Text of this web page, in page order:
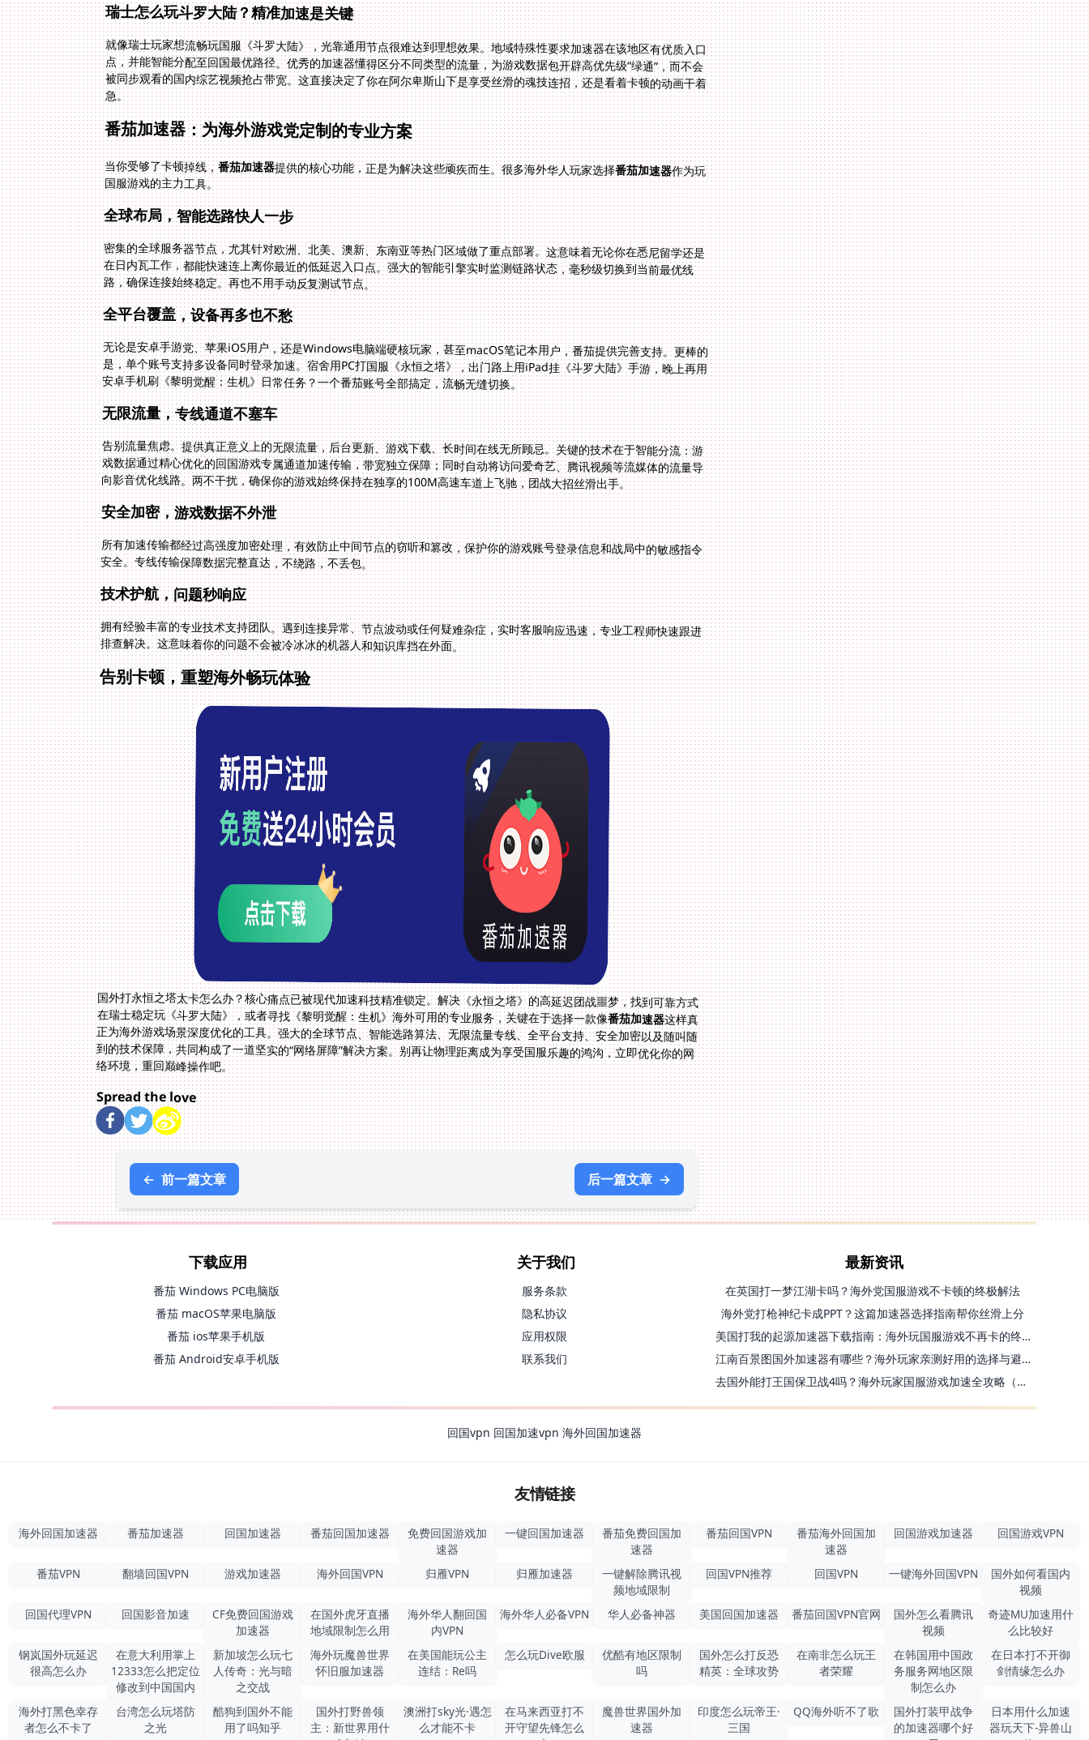
瑞士怎么玩斗罗大陆？精准加速是关键
就像瑞士玩家想流畅玩国服《斗罗大陆》，光靠通用节点很难达到理想效果。地域特殊性要求加速器在该地区有优质入口
点，并能智能分配至回国最优路径。优秀的加速器懂得区分不同类型的流量，为游戏数据包开辟高优先级“绿通”，而不会
被同步观看的国内综艺视频抢占带宽。这直接决定了你在阿尔卑斯山下是享受丝滑的魂技连招，还是看着卡顿的动画干着
急。
番茄加速器：为海外游戏党定制的专业方案
当你受够了卡顿掉线，番茄加速器提供的核心功能，正是为解决这些顽疾而生。很多海外华人玩家选择番茄加速器作为玩
国服游戏的主力工具。
全球布局，智能选路快人一步
密集的全球服务器节点，尤其针对欧洲、北美、澳新、东南亚等热门区域做了重点部署。这意味着无论你在悉尼留学还是
在日内瓦工作，都能快速连上离你最近的低延迟入口点。强大的智能引擎实时监测链路状态，毫秒级切换到当前最优线
路，确保连接始终稳定。再也不用手动反复测试节点。
全平台覆盖，设备再多也不愁
无论是安卓手游党、苹果iOS用户，还是Windows电脑端硬核玩家，甚至macOS笔记本用户，番茄提供完善支持。更棒的
是，单个账号支持多设备同时登录加速。宿舍用PC打国服《永恒之塔》，出门路上用iPad挂《斗罗大陆》手游，晚上再用
安卓手机刷《黎明觉醒：生机》日常任务？一个番茄账号全部搞定，流畅无缝切换。
无限流量，专线通道不塞车
告别流量焦虑。提供真正意义上的无限流量，后台更新、游戏下载、长时间在线无所顾忌。关键的技术在于智能分流：游
戏数据通过精心优化的回国游戏专属通道加速传输，带宽独立保障；同时自动将访问爱奇艺、腾讯视频等流媒体的流量导
向影音优化线路。两不干扰，确保你的游戏始终保持在独享的100M高速车道上飞驰，团战大招丝滑出手。
安全加密，游戏数据不外泄
所有加速传输都经过高强度加密处理，有效防止中间节点的窃听和篡改，保护你的游戏账号登录信息和战局中的敏感指令
安全。专线传输保障数据完整直达，不绕路，不丢包。
技术护航，问题秒响应
拥有经验丰富的专业技术支持团队。遇到连接异常、节点波动或任何疑难杂症，实时客服响应迅速，专业工程师快速跟进
排查解决。这意味着你的问题不会被冷冰冰的机器人和知识库挡在外面。
告别卡顿，重塑海外畅玩体验
国外打永恒之塔太卡怎么办？核心痛点已被现代加速科技精准锁定。解决《永恒之塔》的高延迟团战噩梦，找到可靠方式
在瑞士稳定玩《斗罗大陆》，或者寻找《黎明觉醒：生机》海外可用的专业服务，关键在于选择一款像番茄加速器这样真
正为海外游戏场景深度优化的工具。强大的全球节点、智能选路算法、无限流量专线、全平台支持、安全加密以及随叫随
到的技术保障，共同构成了一道坚实的“网络屏障”解决方案。别再让物理距离成为享受国服乐趣的鸿沟，立即优化你的网
络环境，重回巅峰操作吧。
Spread the love
← 前一篇文章 后一篇文章 →
下载应用
番茄 Windows PC电脑版
番茄 macOS苹果电脑版
番茄 ios苹果手机版
番茄 Android安卓手机版
关于我们
服务条款
隐私协议
应用权限
联系我们
最新资讯
在英国打一梦江湖卡吗？海外党国服游戏不卡顿的终极解法
海外党打枪神纪卡成PPT？这篇加速器选择指南帮你丝滑上分
美国打我的起源加速器下载指南：海外玩国服游戏不再卡的终极方案
江南百景图国外加速器有哪些？海外玩家亲测好用的选择与避坑指南
去国外能打王国保卫战4吗？海外玩家国服游戏加速全攻略（附公主连结幻想江湖实测）
回国vpn 回国加速vpn 海外回国加速器
友情链接
海外回国加速器 番茄加速器 回国加速器 番茄回国加速器
免费回国游戏加
速器
一键回国加速器
番茄免费回国加
速器
番茄回国VPN
番茄海外回国加
速器
回国游戏加速器 回国游戏VPN
番茄VPN 翻墙回国VPN 游戏加速器 海外回国VPN 归雁VPN 归雁加速器
一键解除腾讯视
频地域限制
回国VPN推荐 回国VPN 一键海外回国VPN
国外如何看国内
视频
回国代理VPN
回国影音加速
CF免费回国游戏
加速器
在国外虎牙直播
地域限制怎么用
海外华人翻回国
内VPN
海外华人必备VPN 华人必备神器 美国回国加速器 番茄回国VPN官网
国外怎么看腾讯
视频
奇迹MU加速用什
么比较好
钢岚国外玩延迟
很高怎么办
在意大利用掌上
12333怎么把定位
修改到中国国内
新加坡怎么玩七
人传奇：光与暗
之交战
海外玩魔兽世界
怀旧服加速器
在美国能玩公主
连结：Re吗
怎么玩Dive欧服
优酷有地区限制
吗
国外怎么打反恐
精英：全球攻势
在南非怎么玩王
者荣耀
在韩国用中国政
务服务网地区限
制怎么办
在日本打不开御
剑情缘怎么办
海外打黑色幸存
者怎么不卡了
台湾怎么玩塔防
之光
酷狗到国外不能
用了吗知乎
国外打野兽领
主：新世界用什
澳洲打sky光·遇怎
么才能不卡
在马来西亚打不
开守望先锋怎么
魔兽世界国外加
速器
印度怎么玩帝王·
三国
QQ海外听不了歌
国外打装甲战争
的加速器哪个好
日本用什么加速
器玩天下-异兽山